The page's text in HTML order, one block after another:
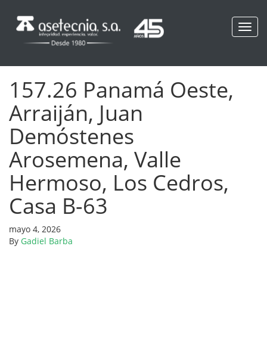
157.26 Panamá Oeste,
Arraiján, Juan
Demóstenes
Arosemena, Valle
Hermoso, Los Cedros,
Casa B-63
mayo 4, 2026
By Gadiel Barba